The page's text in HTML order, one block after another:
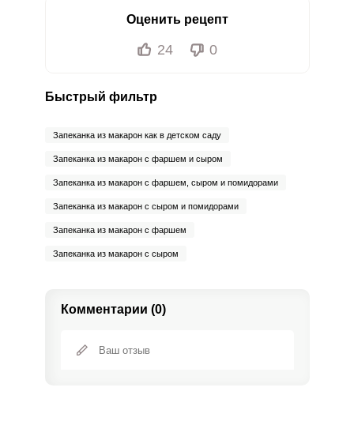
Оценить рецепт
24 0
Быстрый фильтр
Запеканка из макарон как в детском саду
Запеканка из макарон с фаршем и сыром
Запеканка из макарон с фаршем, сыром и помидорами
Запеканка из макарон с сыром и помидорами
Запеканка из макарон с фаршем
Запеканка из макарон с сыром
Комментарии (0)